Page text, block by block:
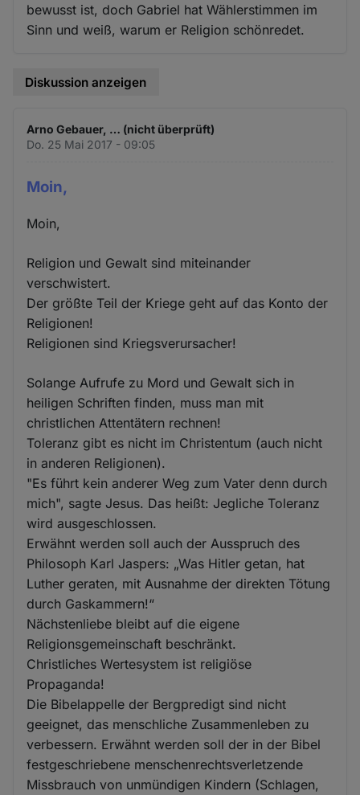
bewusst ist, doch Gabriel hat Wählerstimmen im
Sinn und weiß, warum er Religion schönredet.
Diskussion anzeigen
Arno Gebauer, … (nicht überprüft)
Do. 25 Mai 2017 - 09:05
Moin,
Moin,
Religion und Gewalt sind miteinander
verschwistert.
Der größte Teil der Kriege geht auf das Konto der
Religionen!
Religionen sind Kriegsverursacher!
Solange Aufrufe zu Mord und Gewalt sich in
heiligen Schriften finden, muss man mit
christlichen Attentätern rechnen!
Toleranz gibt es nicht im Christentum (auch nicht
in anderen Religionen).
"Es führt kein anderer Weg zum Vater denn durch
mich", sagte Jesus. Das heißt: Jegliche Toleranz
wird ausgeschlossen.
Erwähnt werden soll auch der Ausspruch des
Philosoph Karl Jaspers: „Was Hitler getan, hat
Luther geraten, mit Ausnahme der direkten Tötung
durch Gaskammern!“
Nächstenliebe bleibt auf die eigene
Religionsgemeinschaft beschränkt.
Christliches Wertesystem ist religiöse
Propaganda!
Die Bibelappelle der Bergpredigt sind nicht
geeignet, das menschliche Zusammenleben zu
verbessern. Erwähnt werden soll der in der Bibel
festgeschriebene menschenrechtsverletzende
Missbrauch von unmündigen Kindern (Schlagen,